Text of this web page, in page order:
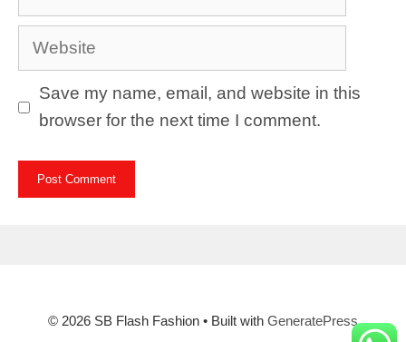
Website
Save my name, email, and website in this
browser for the next time I comment.
© 2026 SB Flash Fashion • Built with GeneratePress